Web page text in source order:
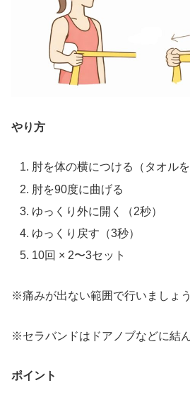
やり方
肘を体の横につける（タオル
肘を90度に曲げる
ゆっくり外に開く（2秒）
ゆっくり戻す（3秒）
10回 × 2〜3セット
※痛みが出ない範囲で行いましょう
※セラバンドはドアノブなどに結
ポイント